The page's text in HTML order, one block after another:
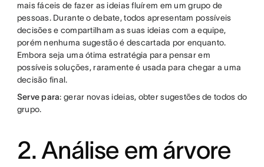
mais fáceis de fazer as ideias fluírem em um grupo de
pessoas. Durante o debate, todos apresentam possíveis
decisões e compartilham as suas ideias com a equipe,
porém nenhuma sugestão é descartada por enquanto.
Embora seja uma ótima estratégia para pensar em
possíveis soluções, raramente é usada para chegar a uma
decisão final.
Serve para: gerar novas ideias, obter sugestões de todos do
grupo.
2. Análise em árvore